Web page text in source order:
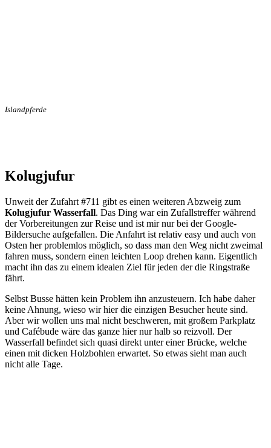
Islandpferde
Kolugjufur
Unweit der Zufahrt #711 gibt es einen weiteren Abzweig zum
Kolugjufur Wasserfall. Das Ding war ein Zufallstreffer während
der Vorbereitungen zur Reise und ist mir nur bei der Google-
Bildersuche aufgefallen. Die Anfahrt ist relativ easy und auch von
Osten her problemlos möglich, so dass man den Weg nicht zweimal
fahren muss, sondern einen leichten Loop drehen kann. Eigentlich
macht ihn das zu einem idealen Ziel für jeden der die Ringstraße
fährt.
Selbst Busse hätten kein Problem ihn anzusteuern. Ich habe daher
keine Ahnung, wieso wir hier die einzigen Besucher heute sind.
Aber wir wollen uns mal nicht beschweren, mit großem Parkplatz
und Cafébude wäre das ganze hier nur halb so reizvoll. Der
Wasserfall befindet sich quasi direkt unter einer Brücke, welche
einen mit dicken Holzbohlen erwartet. So etwas sieht man auch
nicht alle Tage.